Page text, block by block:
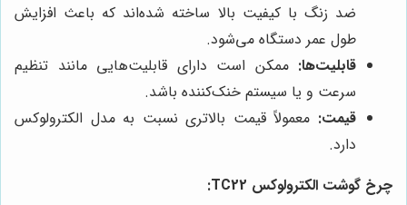
ضد زنگ با کیفیت بالا ساخته شده‌اند که باعث افزایش
طول عمر دستگاه می‌شود.
قابلیت‌ها: ممکن است دارای قابلیت‌هایی مانند تنظیم
سرعت و یا سیستم خنک‌کننده باشد.
قیمت: معمولاً قیمت بالاتری نسبت به مدل الکترولوکس
دارد.
چرخ گوشت الکترولوکس TC22: